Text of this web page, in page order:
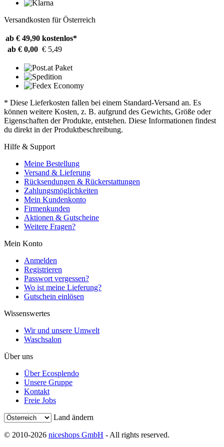
Versandkosten für Österreich
ab € 49,90 kostenlos*
ab € 0,00 € 5,49
* Diese Lieferkosten fallen bei einem Standard-Versand an. Es
können weitere Kosten, z. B. aufgrund des Gewichts, Größe oder
Eigenschaften der Produkte, entstehen. Diese Informationen findest
du direkt in der Produktbeschreibung.
Hilfe & Support
Meine Bestellung
Versand & Lieferung
Rücksendungen & Rückerstattungen
Zahlungsmöglichkeiten
Mein Kundenkonto
Firmenkunden
Aktionen & Gutscheine
Weitere Fragen?
Mein Konto
Anmelden
Registrieren
Passwort vergessen?
Wo ist meine Lieferung?
Gutschein einlösen
Wissenswertes
Wir und unsere Umwelt
Waschsalon
Über uns
Über Ecosplendo
Unsere Gruppe
Kontakt
Freie Jobs
Land ändern
© 2010-2026 niceshops GmbH - All rights reserved.